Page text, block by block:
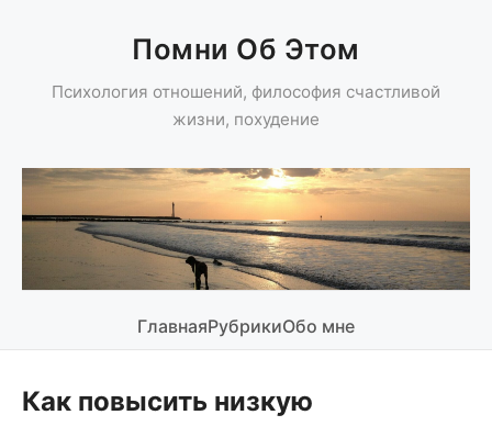
Помни Об Этом
Психология отношений, философия счастливой
жизни, похудение
ГлавнаяРубрикиОбо мне
Как повысить низкую